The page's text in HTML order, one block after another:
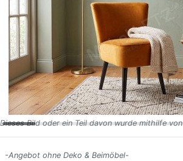
Dieses Bild oder ein Teil davon wurde mithilfe
-Angebot ohne Deko & Beimöbel-
Markenwelt
Letz-
Deals